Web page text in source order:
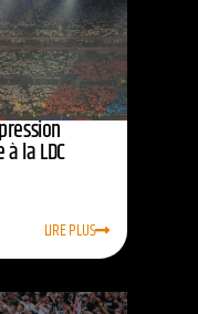
la LDC
LIRE PLUS